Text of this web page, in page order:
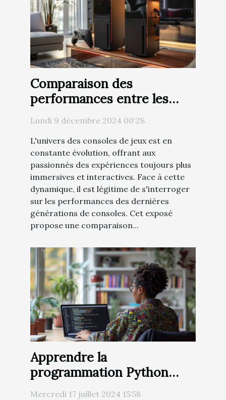
Comparaison des
performances entre les
nouvelles consoles de jeux
Lundi 9 décembre 2024 00:28
L'univers des consoles de jeux est en
constante évolution, offrant aux
passionnés des expériences toujours plus
immersives et interactives. Face à cette
dynamique, il est légitime de s'interroger
sur les performances des dernières
générations de consoles. Cet exposé
propose une comparaison...
Apprendre la
programmation Python
pour l'analyse de données
Mercredi 17 juillet 2024 15:58